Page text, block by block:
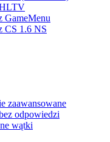
GameMenu
CS 1.6 NS
zaawansowane
odpowiedzi
wątki